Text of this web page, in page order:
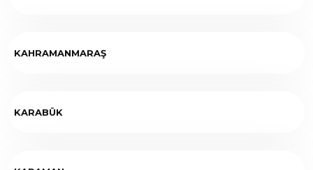
KAHRAMANMARAŞ
KARABÜK